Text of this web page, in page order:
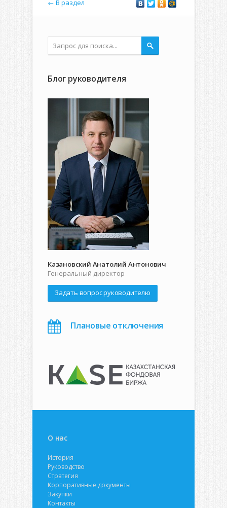
← В раздел
Блог руководителя
Казановский Анатолий Антонович
Генеральный директор
Задать вопрос руководителю
Плановые отключения
О нас
История
Руководство
Стратегия
Корпоративные документы
Закупки
Контакты